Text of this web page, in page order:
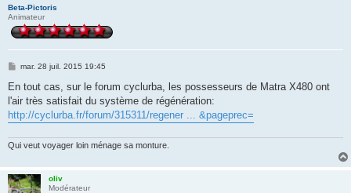
Beta-Pictoris
Animateur
M
s
a
g
e
mar. 28 juil. 2015 19:45
En tout cas, sur le forum cyclurba, les possesseurs de Matra X480 ont
l'air très satisfait du système de régénération:
http://cyclurba.fr/forum/315311/regener ... &pageprec=
Qui veut voyager loin ménage sa monture.
oliv
Modérateur